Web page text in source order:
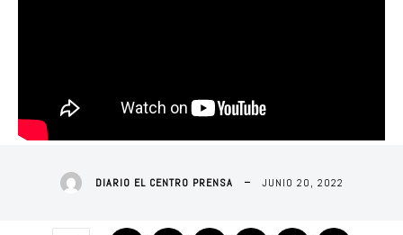
DIARIO EL CENTRO PRENSA JUNIO 20, 2022